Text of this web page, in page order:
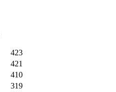
423
421
410
319